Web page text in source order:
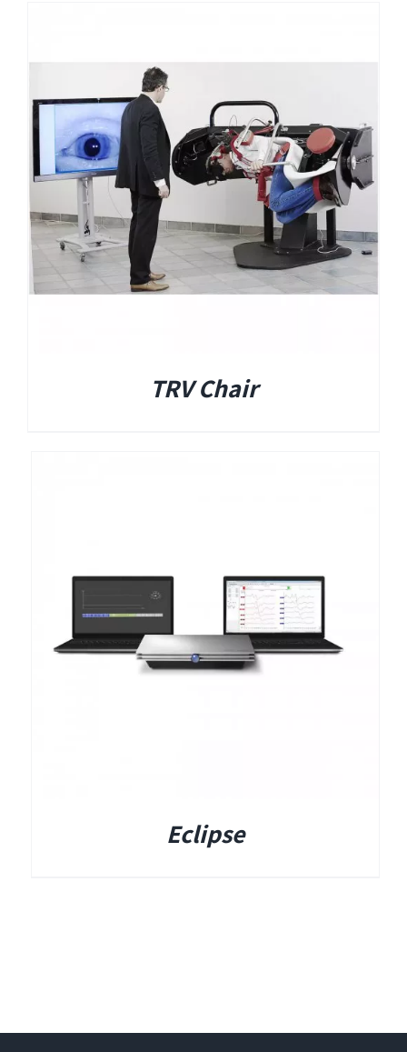
TRV Chair
Eclipse